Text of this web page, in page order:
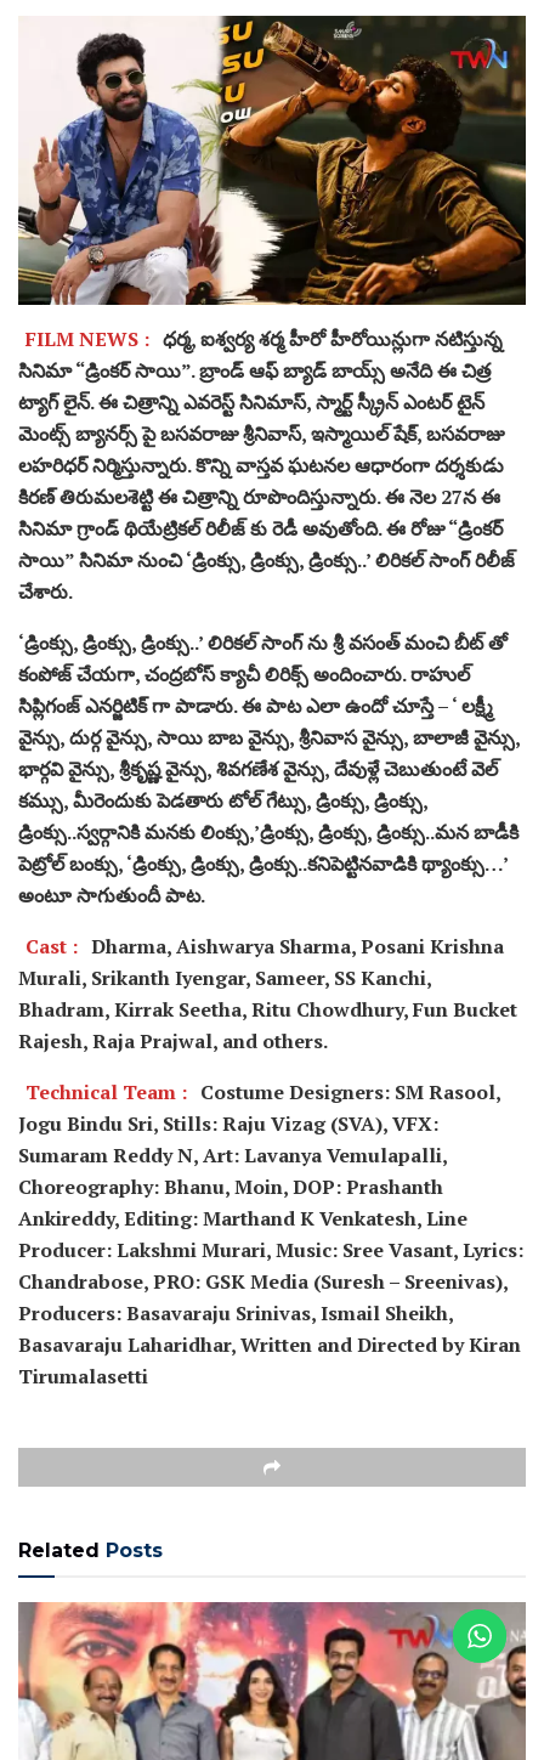
FILM NEWS : ధర్మ, ఐశ్వర్య శర్మ హీరో హీరోయిన్లుగా నటిస్తున్న
సినిమా “డ్రింకర్ సాయి”. బ్రాండ్ ఆఫ్ బ్యాడ్ బాయ్స్ అనేది ఈ చిత్ర
ట్యాగ్ లైన్. ఈ చిత్రాన్ని ఎవరెస్ట్ సినిమాస్, స్మార్ట్ స్క్రీన్ ఎంటర్ టైన్
మెంట్స్ బ్యానర్స్ పై బసవరాజు శ్రీనివాస్, ఇస్మాయిల్ షేక్, బసవరాజు
లహరిధర్ నిర్మిస్తున్నారు. కొన్ని వాస్తవ ఘటనల ఆధారంగా దర్శకుడు
కిరణ్ తిరుమలశెట్టి ఈ చిత్రాన్ని రూపొందిస్తున్నారు. ఈ నెల 27న ఈ
సినిమా గ్రాండ్ థియేట్రికల్ రిలీజ్ కు రెడీ అ‌వుతోంది. ఈ రోజు “డ్రింకర్
సాయి” సినిమా నుంచి ‘డ్రింక్సు, డ్రింక్సు, డ్రింక్సు..’ లిరికల్ సాంగ్ రిలీజ్
చేశారు.
‘డ్రింక్సు, డ్రింక్సు, డ్రింక్సు..’ లిరికల్ సాంగ్ ను శ్రీ వసంత్ మంచి బీట్ తో
కంపోజ్ చేయగా, చంద్రబోస్ క్యాచీ లిరిక్స్ అందించారు. రాహుల్
సిప్లిగంజ్ ఎనర్జిటిక్ గా పాడారు. ఈ పాట ఎలా ఉందో చూస్తే – ‘ లక్ష్మీ
వైన్సు, దుర్గ వైన్సు, సాయి బాబ వైన్సు, శ్రీనివాస వైన్సు, బాలాజీ వైన్సు,
భార్గవి వైన్సు, శ్రీకృష్ణ వైన్సు, శివగణేశ వైన్సు, దేవుళ్లే చెబుతుంటే వెల్
కమ్సు, మీరెందుకు పెడతారు టోల్ గేట్సు, డ్రింక్సు, డ్రింక్సు,
డ్రింక్సు..స్వర్గానికి మనకు లింక్సు,’డ్రింక్సు, డ్రింక్సు, డ్రింక్సు..మన బాడీకి
పెట్రోల్ బంక్సు, ‘డ్రింక్సు, డ్రింక్సు, డ్రింక్సు..కనిపెట్టినవాడికి థ్యాంక్సు…’
అంటూ సాగుతుందీ పాట.
Cast : Dharma, Aishwarya Sharma, Posani Krishna
Murali, Srikanth Iyengar, Sameer, SS Kanchi,
Bhadram, Kirrak Seetha, Ritu Chowdhury, Fun Bucket
Rajesh, Raja Prajwal, and others.
Technical Team : Costume Designers: SM Rasool,
Jogu Bindu Sri, Stills: Raju Vizag (SVA), VFX:
Sumaram Reddy N, Art: Lavanya Vemulapalli,
Choreography: Bhanu, Moin, DOP: Prashanth
Ankireddy, Editing: Marthand K Venkatesh, Line
Producer: Lakshmi Murari, Music: Sree Vasant, Lyrics:
Chandrabose, PRO: GSK Media (Suresh – Sreenivas),
Producers: Basavaraju Srinivas, Ismail Sheikh,
Basavaraju Laharidhar, Written and Directed by Kiran
Tirumalasetti
Related Posts